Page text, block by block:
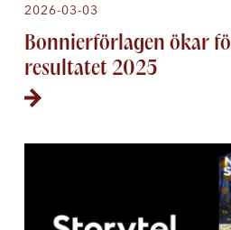
2026-03-03
Bonnierförlagen ökar
resultatet 2025